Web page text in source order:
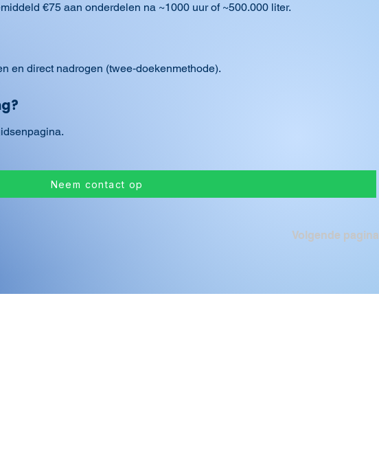
€75 aan onderdelen na ~1000 uur of ~500.000 liter.
en direct nadrogen (twee‑doekenmethode).
Neem contact op
Volgende pagina